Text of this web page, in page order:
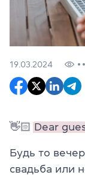
19.03.2024
👋🏻 Dear
Будь то
свадьба или